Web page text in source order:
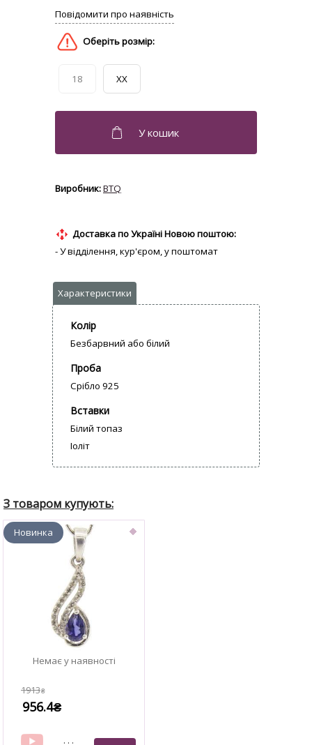
18 XX
BTQ
Доставка по Україні Новою поштою:
- У відділення, кур'єром, у поштомат
Колір
Безбарвний або білий
Проба
Срібло 925
Вставки
Білий топаз
Іоліт
1913₴
956.4₴